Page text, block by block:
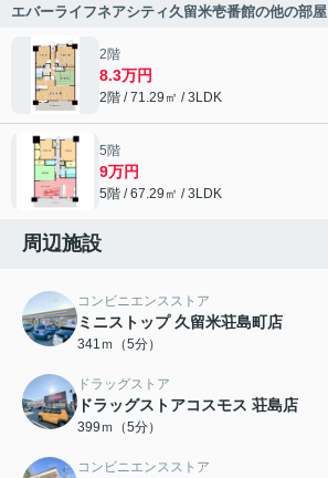
エバーライフネアシティ久留米壱番館の他の部屋
2階
8.3万円
2階 / 71.29㎡ / 3LDK
5階
9万円
5階 / 67.29㎡ / 3LDK
周辺施設
コンビニエンスストア
ミニストップ 久留米荘島町店
341ｍ（5分）
ドラッグストア
ドラッグストアコスモス 荘島店
399ｍ（5分）
コンビニエンスストア